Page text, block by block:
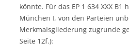
könnte. Für das EP 1 634 XXX B1
München I, von den Parteien
Merkmalsgliederung zugrunde
Seite 12f.):